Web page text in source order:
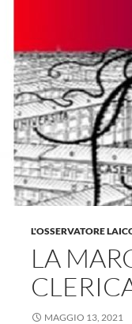
L'OSSERVATORE
LA
MAGGIO 13, 2021